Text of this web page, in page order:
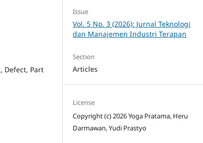
Defect, Part
Issue
Vol. 5 No. 3 (2026): Jurnal Teknologi
dan Manajemen Industri Terapan
Section
Articles
License
Copyright (c) 2026 Yoga Pratama, Heru
Darmawan, Yudi Prastyo